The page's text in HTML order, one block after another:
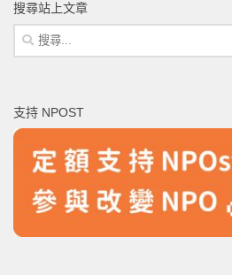
搜尋站上文章
搜
尋
字:
支持 NPOST